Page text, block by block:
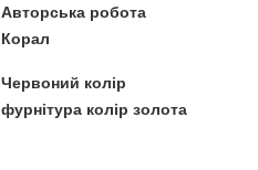
Авторська робота
Корал
Червоний колір
фурнітура колір золота